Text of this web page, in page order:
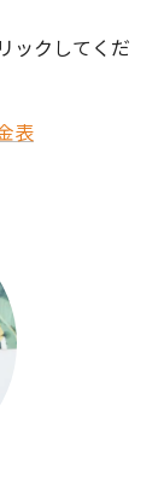
ックしてくだ
表